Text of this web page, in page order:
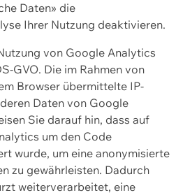
Daten» die
Ihrer Nutzung deaktivieren.
von Google Analytics
GVO. Die im Rahmen von
Browser übermittelte IP-
Daten von Google
Sie darauf hin, dass auf
um den Code
wurde, um eine anonymisierte
zu gewährleisten. Dadurch
weiterverarbeitet, eine